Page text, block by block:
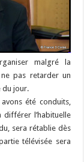
malgré la
pas retarder un
du jour.
été conduits,
différer l’habituelle
sera rétablie dès
télévisée sera